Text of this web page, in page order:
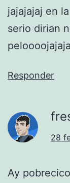
jajajajaj en
serio dirian
Responder
28
Ay